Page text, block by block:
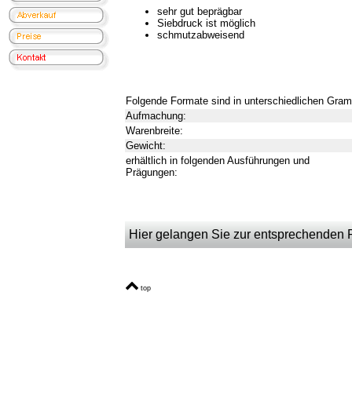
sehr gut beprägbar
Siebdruck ist möglich
schmutzabweisend
Folgende Formate sind in unterschiedlichen
Aufmachung:
Warenbreite:
Gewicht:
erhältlich in folgenden Ausführungen und
Prägungen:
Hier gelangen Sie zur entsprechenden
top